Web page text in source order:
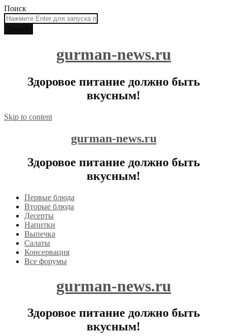
Поиск
gurman-news.ru
Здоровое питание должно быть
вкусным!
Skip to content
gurman-news.ru
Здоровое питание должно быть
вкусным!
Первые блюда
Вторые блюда
Десерты
Напитки
Выпечка
Салаты
Консервация
Все форумы
gurman-news.ru
Здоровое питание должно быть
вкусным!